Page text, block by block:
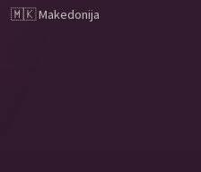
🇲🇰 Makedonija